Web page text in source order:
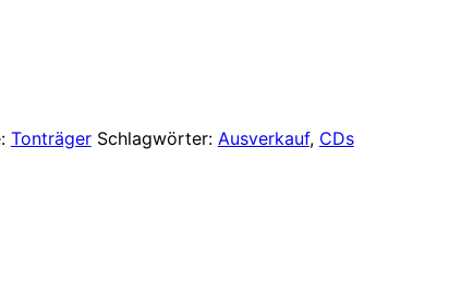
Tonträger Schlagwörter: Ausverkauf, CDs